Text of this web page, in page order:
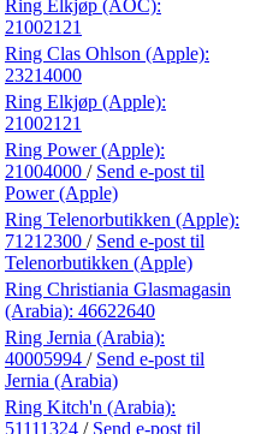
Ring Elkjøp (AOC):
21002121
Ring Clas Ohlson (Apple):
23214000
Ring Elkjøp (Apple):
21002121
Ring Power (Apple):
21004000 / Send e-post til
Power (Apple)
Ring Telenorbutikken (Apple):
71212300 / Send e-post til
Telenorbutikken (Apple)
Ring Christiania Glasmagasin
(Arabia): 46622640
Ring Jernia (Arabia):
40005994 / Send e-post til
Jernia (Arabia)
Ring Kitch'n (Arabia):
51111324 / Send e-post til